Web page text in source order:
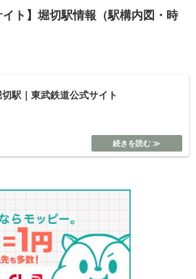
イト】堀切駅情報（駅構内図・時
切駅｜東武鉄道公式サイト